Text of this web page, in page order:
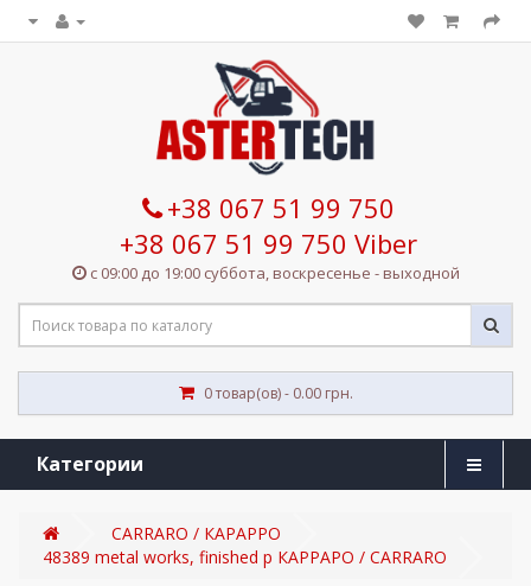
+38 067 51 99 750
+38 067 51 99 750 Viber
с 09:00 до 19:00 суббота, воскресенье - выходной
0 товар(ов) - 0.00 грн.
Категории
CARRARO / КАРАРРО
48389 metal works, finished p КАРРАРО / CARRARO